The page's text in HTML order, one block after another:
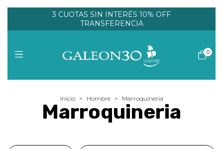
3 CUOTAS SIN INTERÉS 10% OFF
TRANSFERENCIA
0
Inicio > Hombre > Marroquineria
Marroquineria